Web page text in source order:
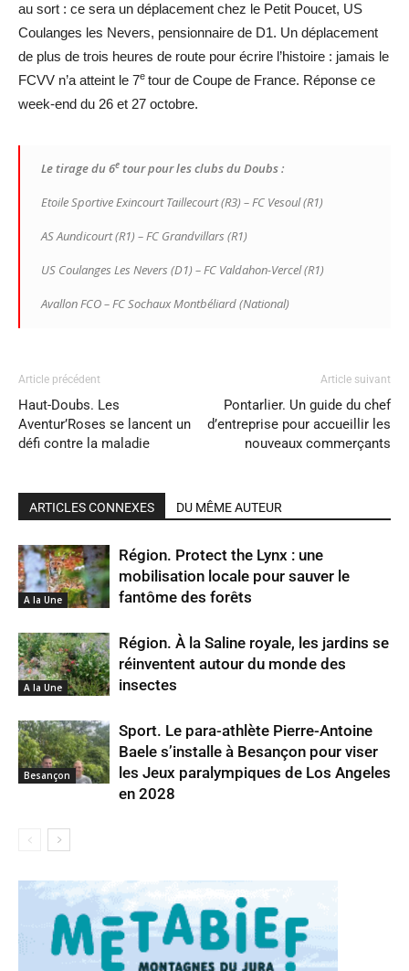
au sort : ce sera un déplacement chez le Petit Poucet, US
Coulanges les Nevers, pensionnaire de D1. Un déplacement
de plus de trois heures de route pour écrire l’histoire : jamais le
FCVV n’a atteint le 7e tour de Coupe de France. Réponse ce
week-end du 26 et 27 octobre.
Le tirage du 6e tour pour les clubs du Doubs :
Etoile Sportive Exincourt Taillecourt (R3) – FC Vesoul (R1)
AS Aundicourt (R1) – FC Grandvillars (R1)
US Coulanges Les Nevers (D1) – FC Valdahon-Vercel (R1)
Avallon FCO – FC Sochaux Montbéliard (National)
Article précédent
Haut-Doubs. Les
Aventur’Roses se lancent un
défi contre la maladie
Article suivant
Pontarlier. Un guide du chef
d’entreprise pour accueillir les
nouveaux commerçants
ARTICLES CONNEXES DU MÊME AUTEUR
A la Une
Région. Protect the Lynx : une
mobilisation locale pour sauver le
fantôme des forêts
A la Une
Région. À la Saline royale, les jardins se
réinventent autour du monde des
insectes
Besançon
Sport. Le para-athlète Pierre-Antoine
Baele s’installe à Besançon pour viser
les Jeux paralympiques de Los Angeles
en 2028